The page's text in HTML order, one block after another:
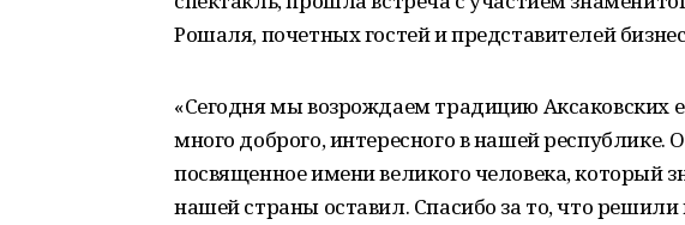
Рошаля, почетных гостей и представителей
«Сегодня мы возрождаем традицию Аксаковских
много доброго, интересного в нашей республике.
посвященное имени великого человека, который
нашей страны оставил. Спасибо за то, что